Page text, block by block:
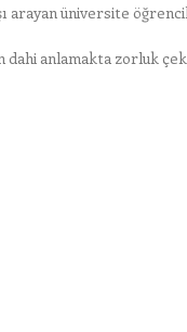
arayan üniversite
anlamakta zorluk